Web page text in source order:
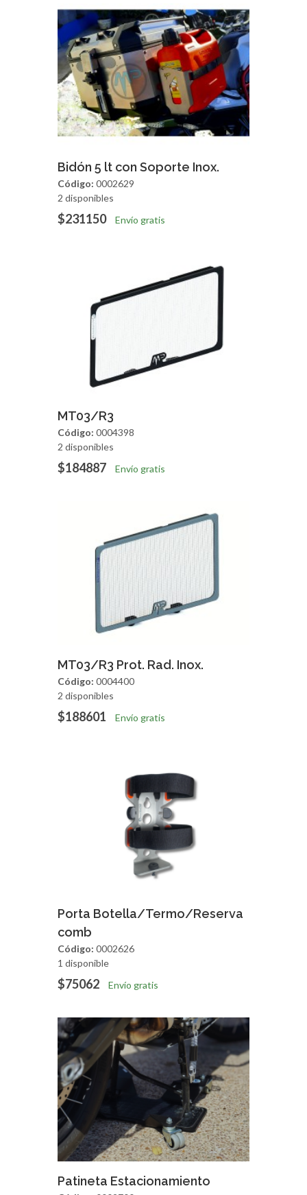
Agregar Vista Rapida
Bidón 5 lt con Soporte Inox.
Código: 0002629
2 disponibles
$231150 Envío gratis
Agregar
MT03/R3
Código: 0004398
2 disponibles
$184887 Envío gratis
Agregar Vista Rapida
MT03/R3 Prot. Rad. Inox.
Código: 0004400
2 disponibles
$188601 Envío gratis
Agregar Vista Rapida
Porta Botella/Termo/Reserva
comb
Código: 0002626
1 disponible
$75062 Envío gratis
Agregar Vista Rapida
Patineta Estacionamiento